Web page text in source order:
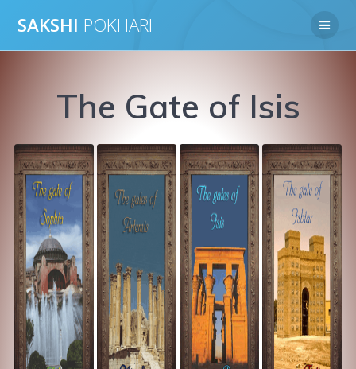
SAKSHI POKHARI
The Gate of Isis